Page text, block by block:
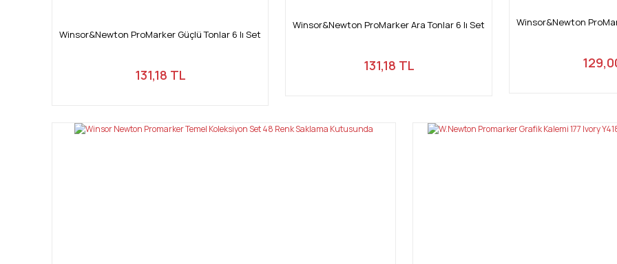
Winsor&Newton ProMarker Güçlü Tonlar 6 lı Set
131,18 TL
Winsor&Newton ProMarker Ara Tonlar 6 lı Set
131,18 TL
Winsor&Newton